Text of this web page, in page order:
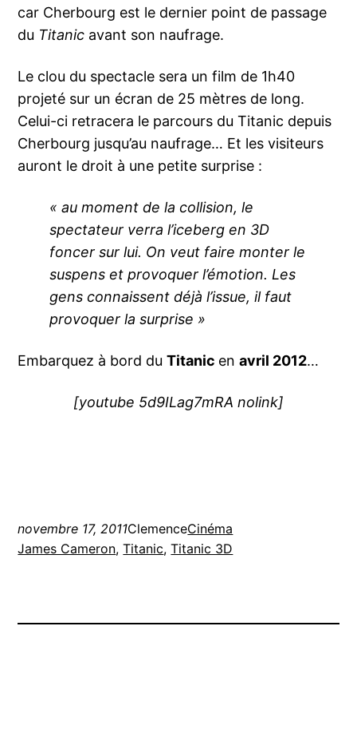
car Cherbourg est le dernier point de passage
du Titanic avant son naufrage.
Le clou du spectacle sera un film de 1h40
projeté sur un écran de 25 mètres de long.
Celui-ci retracera le parcours du Titanic depuis
Cherbourg jusqu’au naufrage… Et les visiteurs
auront le droit à une petite surprise :
« au moment de la collision, le
spectateur verra l’iceberg en 3D
foncer sur lui. On veut faire monter le
suspens et provoquer l’émotion. Les
gens connaissent déjà l’issue, il faut
provoquer la surprise »
Embarquez à bord duTitanic enavril 2012…
[youtube 5d9ILag7mRA nolink]
novembre 17, 2011ClemenceCinéma
James Cameron, Titanic, Titanic 3D